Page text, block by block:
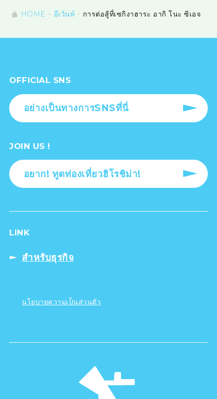
HOME อีเว้นท์ การต่อสู้ที่เซกิงาฮาระ อากิ โนะ ซิเอจ
OFFICIAL SNS
อย่างเป็นทางการSNSที่นี่
JOIN US !
อยาก! ทูตท่องเที่ยวฮิโรชิม่า!
LINK
สำหรับธุรกิจ
นโยบายความเป็นส่วนตัว